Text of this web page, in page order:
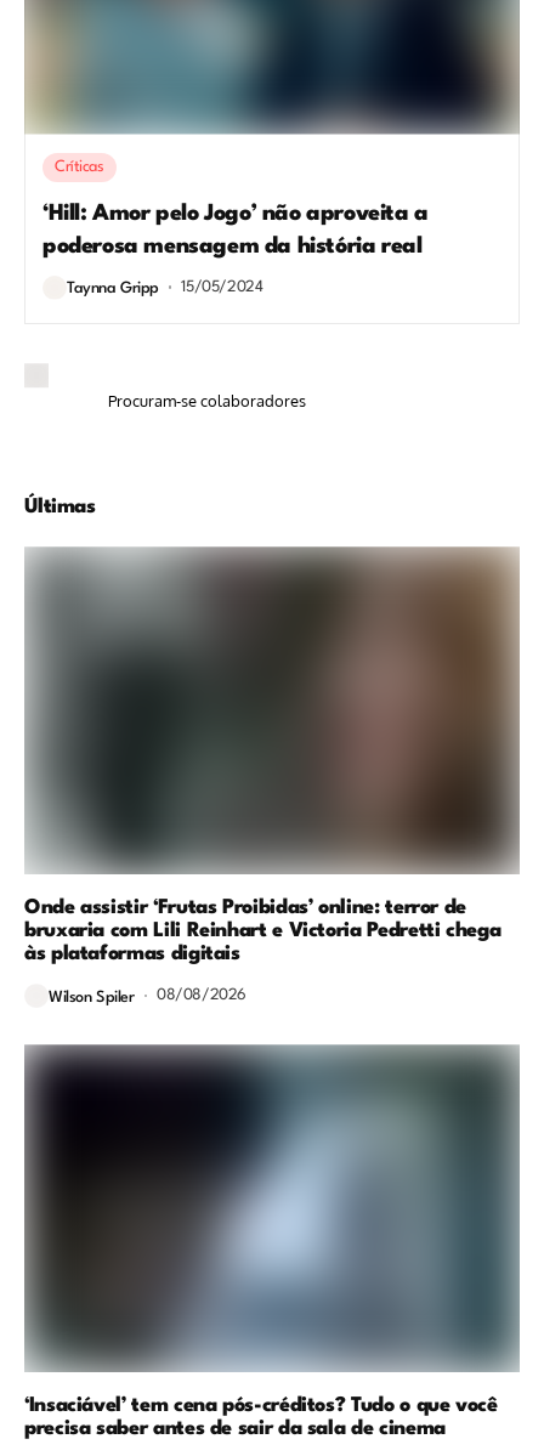
Críticas
‘Hill: Amor pelo Jogo’ não aproveita a
poderosa mensagem da história real
Taynna Gripp 15/05/2024
Procuram-se colaboradores
Últimas
Onde assistir ‘Frutas Proibidas’ online: terror de
bruxaria com Lili Reinhart e Victoria Pedretti chega
às plataformas digitais
Wilson Spiler 08/08/2026
‘Insaciável’ tem cena pós-créditos? Tudo o que você
precisa saber antes de sair da sala de cinema